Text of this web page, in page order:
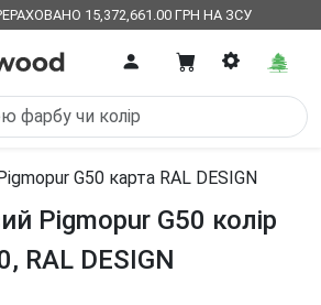
15,372,661.00 ГРН НА ЗСУ
G50 карта RAL DESIGN
Pigmopur G50 колір
RAL DESIGN